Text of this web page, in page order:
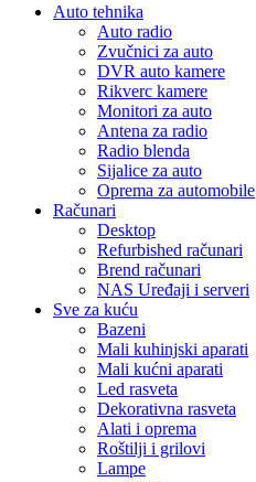
Auto tehnika
Auto radio
Zvučnici za auto
DVR auto kamere
Rikverc kamere
Monitori za auto
Antena za radio
Radio blenda
Sijalice za auto
Oprema za automobile
Računari
Desktop
Refurbished računari
Brend računari
NAS Uređaji i serveri
Sve za kuću
Bazeni
Mali kuhinjski aparati
Mali kućni aparati
Led rasveta
Dekorativna rasveta
Alati i oprema
Roštilji i grilovi
Lampe